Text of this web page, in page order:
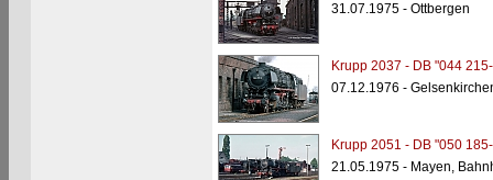
31.07.1975 - Ottbergen
Krupp 2037 - DB "044
07.12.1976 -
Krupp 2051 - DB "050
21.05.1975 - Mayen,